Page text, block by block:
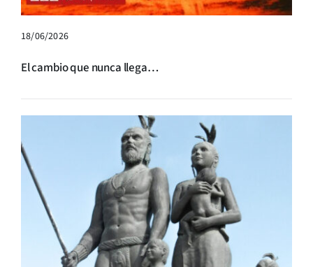
18/06/2026
El cambio que nunca llega…